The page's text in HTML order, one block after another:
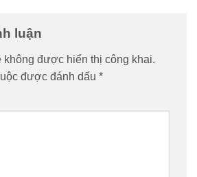
luận
không được hiển thị công khai.
được đánh dấu *